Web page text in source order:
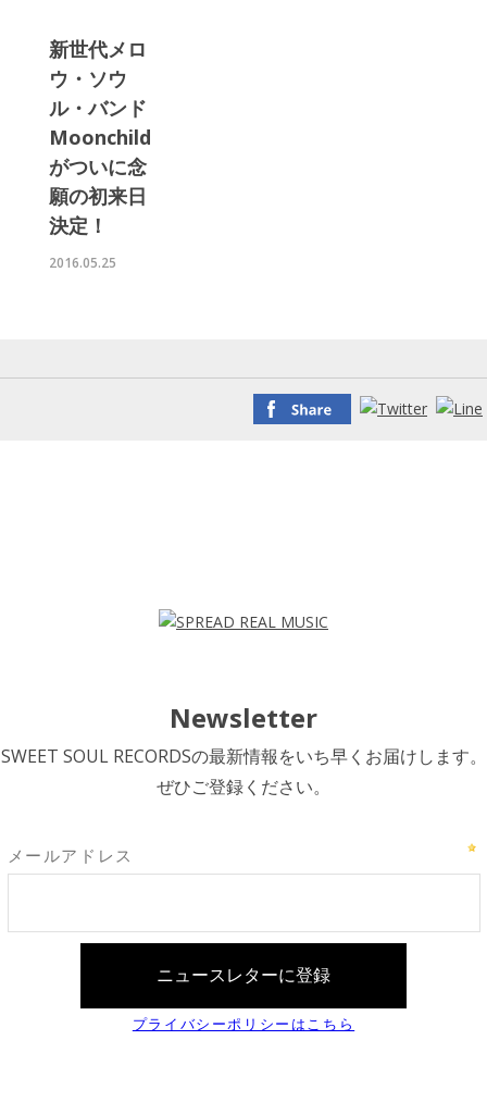
新世代メロ
ウ・ソウ
ル・バンド
Moonchild
がついに念
願の初来日
決定！
2016.05.25
Newsletter
SWEET SOUL RECORDSの最新情報をいち早くお届けします。
ぜひご登録ください。